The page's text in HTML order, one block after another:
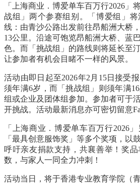
「上海商业．博爱单车百万行2026 」
战组」两个参赛组别。「博爱组」
线：由青沙公路出发前往昂船洲大桥
13公里。沿途可饱览昂船洲大桥、蓝
色。而「挑战组」的路线则将延长至
让参加者有机会目睹不一样的风景。
活动由即日起至2026年2 月 15日接受
须年满6岁，而「挑战组」则须年满16
组或企业及团体组参加。参加者可于
开挑战。活动最新消息亦可密切留意
「上海商业．博爱单车百万行2026」
「最具创意服饰奖」等多个奖项，以
呼吁亲友捐款支持，共襄善举！奖
数，与家人一同全力冲刺！
活动当日，将于香港专业教育学院（